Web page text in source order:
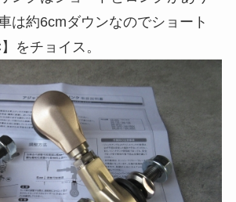
は約6cmダウンなのでショート
をチョイス。